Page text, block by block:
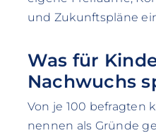
und Zukunftspläne
Was für
Nachwuchs
Von je 100 befragten
nennen als Gründe